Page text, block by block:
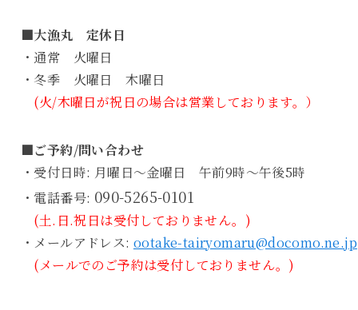
■大漁丸 定休日
・通常 火曜日
・冬季 火曜日 木曜日
(火/木曜日が祝日の場合は営業しております。）
■ご予約/問い合わせ
・受付日時: 月曜日～金曜日 午前9時～午後5時
・電話番号: 090-5265-0101
(土.日.祝日は受付しておりません。)
・メールアドレス: ootake-tairyomaru@docomo.ne.jp
(メールでのご予約は受付しておりません。)